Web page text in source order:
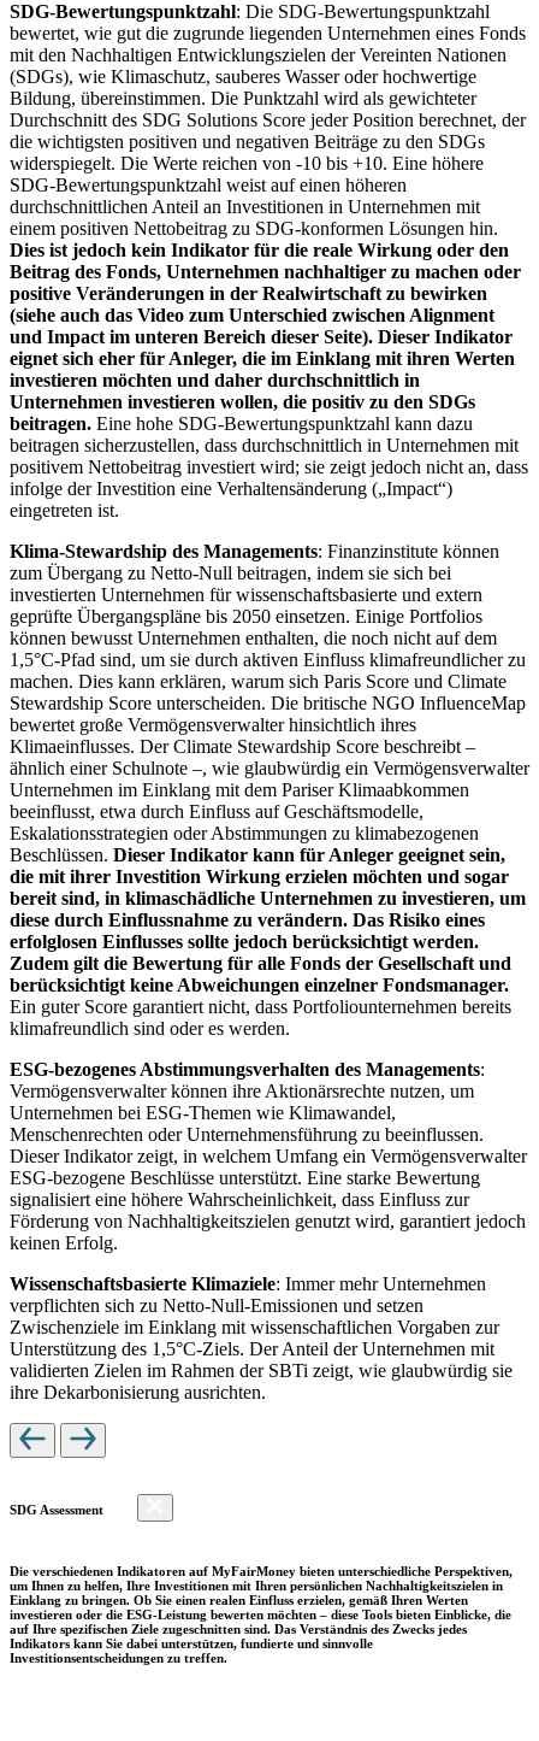
SDG-Bewertungspunktzahl: Die SDG-Bewertungspunktzahl
bewertet, wie gut die zugrunde liegenden Unternehmen eines Fonds
mit den Nachhaltigen Entwicklungszielen der Vereinten Nationen
(SDGs), wie Klimaschutz, sauberes Wasser oder hochwertige
Bildung, übereinstimmen. Die Punktzahl wird als gewichteter
Durchschnitt des SDG Solutions Score jeder Position berechnet, der
die wichtigsten positiven und negativen Beiträge zu den SDGs
widerspiegelt. Die Werte reichen von -10 bis +10. Eine höhere
SDG-Bewertungspunktzahl weist auf einen höheren
durchschnittlichen Anteil an Investitionen in Unternehmen mit
einem positiven Nettobeitrag zu SDG-konformen Lösungen hin.
Dies ist jedoch kein Indikator für die reale Wirkung oder den
Beitrag des Fonds, Unternehmen nachhaltiger zu machen oder
positive Veränderungen in der Realwirtschaft zu bewirken
(siehe auch das Video zum Unterschied zwischen Alignment
und Impact im unteren Bereich dieser Seite). Dieser Indikator
eignet sich eher für Anleger, die im Einklang mit ihren Werten
investieren möchten und daher durchschnittlich in
Unternehmen investieren wollen, die positiv zu den SDGs
beitragen. Eine hohe SDG-Bewertungspunktzahl kann dazu
beitragen sicherzustellen, dass durchschnittlich in Unternehmen mit
positivem Nettobeitrag investiert wird; sie zeigt jedoch nicht an, dass
infolge der Investition eine Verhaltensänderung („Impact“)
eingetreten ist.
Klima-Stewardship des Managements: Finanzinstitute können
zum Übergang zu Netto-Null beitragen, indem sie sich bei
investierten Unternehmen für wissenschaftsbasierte und extern
geprüfte Übergangspläne bis 2050 einsetzen. Einige Portfolios
können bewusst Unternehmen enthalten, die noch nicht auf dem
1,5°C-Pfad sind, um sie durch aktiven Einfluss klimafreundlicher zu
machen. Dies kann erklären, warum sich Paris Score und Climate
Stewardship Score unterscheiden. Die britische NGO InfluenceMap
bewertet große Vermögensverwalter hinsichtlich ihres
Klimaeinflusses. Der Climate Stewardship Score beschreibt –
ähnlich einer Schulnote –, wie glaubwürdig ein Vermögensverwalter
Unternehmen im Einklang mit dem Pariser Klimaabkommen
beeinflusst, etwa durch Einfluss auf Geschäftsmodelle,
Eskalationsstrategien oder Abstimmungen zu klimabezogenen
Beschlüssen. Dieser Indikator kann für Anleger geeignet sein,
die mit ihrer Investition Wirkung erzielen möchten und sogar
bereit sind, in klimaschädliche Unternehmen zu investieren, um
diese durch Einflussnahme zu verändern. Das Risiko eines
erfolglosen Einflusses sollte jedoch berücksichtigt werden.
Zudem gilt die Bewertung für alle Fonds der Gesellschaft und
berücksichtigt keine Abweichungen einzelner Fondsmanager.
Ein guter Score garantiert nicht, dass Portfoliounternehmen bereits
klimafreundlich sind oder es werden.
ESG-bezogenes Abstimmungsverhalten des Managements:
Vermögensverwalter können ihre Aktionärsrechte nutzen, um
Unternehmen bei ESG-Themen wie Klimawandel,
Menschenrechten oder Unternehmensführung zu beeinflussen.
Dieser Indikator zeigt, in welchem Umfang ein Vermögensverwalter
ESG-bezogene Beschlüsse unterstützt. Eine starke Bewertung
signalisiert eine höhere Wahrscheinlichkeit, dass Einfluss zur
Förderung von Nachhaltigkeitszielen genutzt wird, garantiert jedoch
keinen Erfolg.
Wissenschaftsbasierte Klimaziele: Immer mehr Unternehmen
verpflichten sich zu Netto-Null-Emissionen und setzen
Zwischenziele im Einklang mit wissenschaftlichen Vorgaben zur
Unterstützung des 1,5°C-Ziels. Der Anteil der Unternehmen mit
validierten Zielen im Rahmen der SBTi zeigt, wie glaubwürdig sie
ihre Dekarbonisierung ausrichten.
SDG Assessment
Die verschiedenen Indikatoren auf MyFairMoney bieten unterschiedliche Perspektiven,
um Ihnen zu helfen, Ihre Investitionen mit Ihren persönlichen Nachhaltigkeitszielen in
Einklang zu bringen. Ob Sie einen realen Einfluss erzielen, gemäß Ihren Werten
investieren oder die ESG-Leistung bewerten möchten – diese Tools bieten Einblicke, die
auf Ihre spezifischen Ziele zugeschnitten sind. Das Verständnis des Zwecks jedes
Indikators kann Sie dabei unterstützen, fundierte und sinnvolle
Investitionsentscheidungen zu treffen.